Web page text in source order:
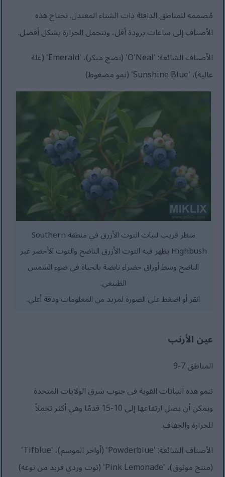
مُصممة للمناطق الدافئة ذات الشتاء المعتدل. تحتاج هذه
الأصناف إلى ساعات برودة أقل، وتتحمل الحرارة بشكل أفضل.
الأصناف الشائعة: 'O'Neal' (نضج مبكر)، 'Emerald' (غلة
عالية)، 'Sunshine Blue' (نمو مضغوط)
منظر قريب لنبات التوت الأزرق في منطقة Southern
Highbush يظهر فيه التوت الأزرق الناضج والتوت الأخضر غير
الناضج وسط أوراق خضراء نابضة بالحياة في ضوء الشمس
الطبيعي.
انقر أو اضغط على الصورة لمزيد من المعلومات ودقة أعلى.
عين الأرنب
المناطق 7-9
تنمو هذه النباتات القوية في جنوب شرق الولايات المتحدة
ويمكن أن يصل ارتفاعها إلى 10-15 قدمًا وهي أكثر تحملاً
للحرارة والجفاف.
الأصناف الشائعة: 'Powderblue' (أواخر الموسم)، 'Tifblue'
(منتج موثوق)، 'Pink Lemonade' (توت وردي فريد من نوعه)